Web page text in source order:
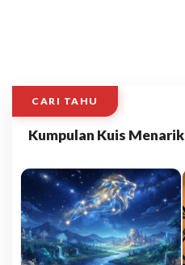
CARI TAHU
Kumpulan Kuis Menarik